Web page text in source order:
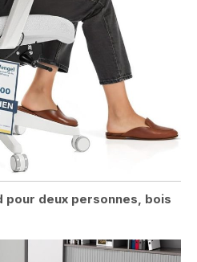
pour deux personnes, bois